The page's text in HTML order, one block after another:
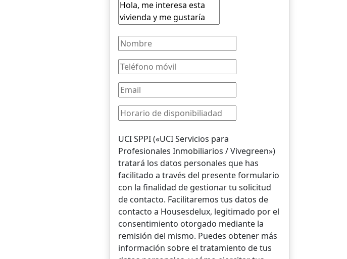
UCI SPPI («UCI Servicios para
Profesionales Inmobiliarios / Vivegreen»)
tratará los datos personales que has
facilitado a través del presente formulario
con la finalidad de gestionar tu solicitud
de contacto. Facilitaremos tus datos de
contacto a Housesdelux, legitimado por el
consentimiento otorgado mediante la
remisión del mismo. Puedes obtener más
información sobre el tratamiento de tus